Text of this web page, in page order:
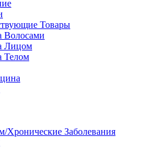
Товары
Волосами
Лицом
Телом
Хронические Заболевания